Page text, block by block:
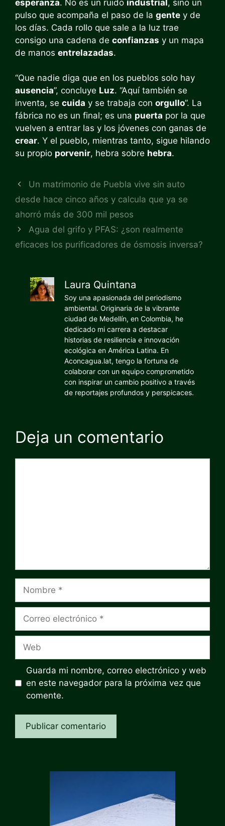
esperanza. No es un ruido industrial , sino un
pulso que acompaña el paso de la gente y de
los días. Cada rollo que sale a la luz trae
consigo una cadena de confianzas y un mapa
de manos entrelazadas.
“Que nadie diga que en los pueblos solo hay
ausencia”, concluye Luz. “Aquí también se
inventa, se cuida y se trabaja con orgullo”. La
fábrica no es un final; es una puerta por la que
vuelven a entrar las y los jóvenes con ganas de
crear. Y el pueblo, mientras tanto, sigue hilando
su propio porvenir, hebra sobre hebra.
Un matrimonio de Puebla vive sin auto
desde hace cinco años y calcula que ya se
ahorró más de 300 mil pesos
Agua del grifo y PFAS: ¿son realmente
eficaces los purificadores de ósmosis inversa?
Laura Quintana
Soy una apasionada del periodismo
ambiental. Originaria de la vibrante
ciudad de Medellín, en Colombia, he
dedicado mi carrera a destacar
historias de resiliencia e innovación
ecológica en América Latina. En
Aconcagua.lat, tengo la fortuna de
colaborar con un equipo comprometido
con inspirar un cambio positivo a través
de reportajes profundos y perspicaces.
Deja un comentario
electrónico
Guarda mi nombre, correo electrónico y web
en este navegador para la próxima vez que
comente.